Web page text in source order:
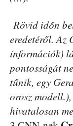
Rövid időn
eredetéről. Az
információk)
pontosságát
tűnik, egy
orosz
hivatalosan